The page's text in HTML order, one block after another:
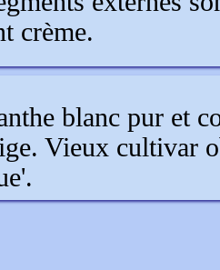
crème.
blanc pur et
Vieux cultivar